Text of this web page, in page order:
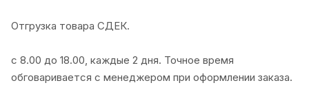
Отгрузка товара СДЕК.
с 8.00 до 18.00, каждые 2 дня. Точное время
обговаривается с менеджером при оформлении заказа.